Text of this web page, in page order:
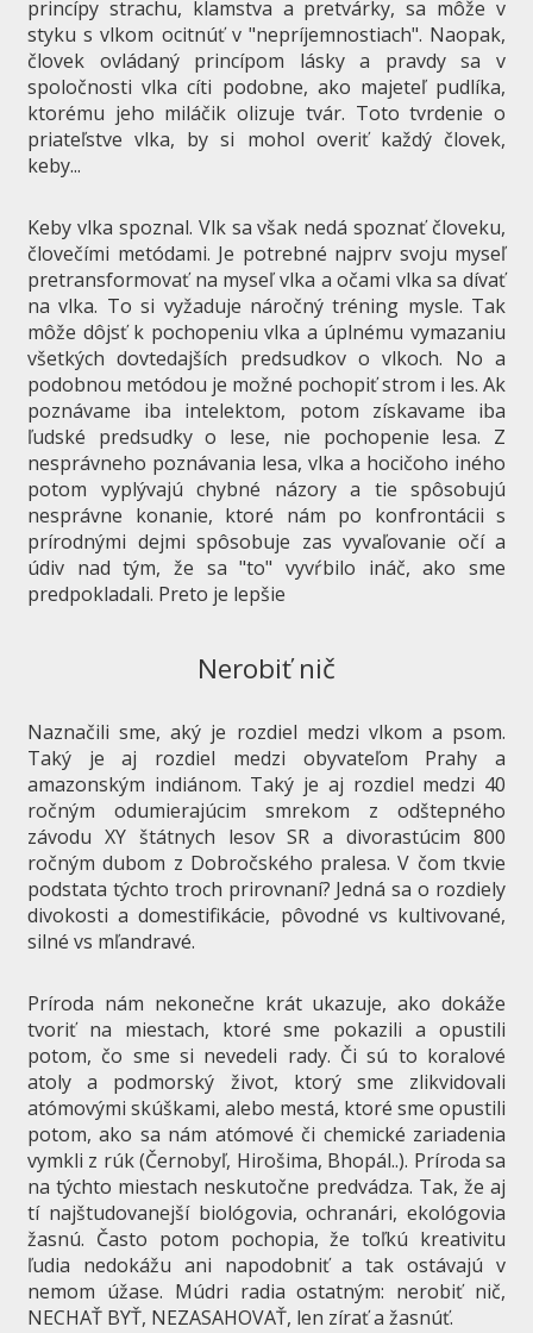
princípy strachu, klamstva a pretvárky, sa môže v
styku s vlkom ocitnúť v "nepríjemnostiach". Naopak,
človek ovládaný princípom lásky a pravdy sa v
spoločnosti vlka cíti podobne, ako majeteľ pudlíka,
ktorému jeho miláčik olizuje tvár. Toto tvrdenie o
priateľstve vlka, by si mohol overiť každý človek,
keby...
Keby vlka spoznal. Vlk sa však nedá spoznať človeku,
človečími metódami. Je potrebné najprv svoju myseľ
pretransformovať na myseľ vlka a očami vlka sa dívať
na vlka. To si vyžaduje náročný tréning mysle. Tak
môže dôjsť k pochopeniu vlka a úplnému vymazaniu
všetkých dovtedajších predsudkov o vlkoch. No a
podobnou metódou je možné pochopiť strom i les. Ak
poznávame iba intelektom, potom získavame iba
ľudské predsudky o lese, nie pochopenie lesa. Z
nesprávneho poznávania lesa, vlka a hocičoho iného
potom vyplývajú chybné názory a tie spôsobujú
nesprávne konanie, ktoré nám po konfrontácii s
prírodnými dejmi spôsobuje zas vyvaľovanie očí a
údiv nad tým, že sa "to" vyvŕbilo ináč, ako sme
predpokladali. Preto je lepšie
Nerobiť nič
Naznačili sme, aký je rozdiel medzi vlkom a psom.
Taký je aj rozdiel medzi obyvateľom Prahy a
amazonským indiánom. Taký je aj rozdiel medzi 40
ročným odumierajúcim smrekom z odštepného
závodu XY štátnych lesov SR a divorastúcim 800
ročným dubom z Dobročského pralesa. V čom tkvie
podstata týchto troch prirovnaní? Jedná sa o rozdiely
divokosti a domestifikácie, pôvodné vs kultivované,
silné vs mľandravé.
Príroda nám nekonečne krát ukazuje, ako dokáže
tvoriť na miestach, ktoré sme pokazili a opustili
potom, čo sme si nevedeli rady. Či sú to koralové
atoly a podmorský život, ktorý sme zlikvidovali
atómovými skúškami, alebo mestá, ktoré sme opustili
potom, ako sa nám atómové či chemické zariadenia
vymkli z rúk (Černobyľ, Hirošima, Bhopál..). Príroda sa
na týchto miestach neskutočne predvádza. Tak, že aj
tí najštudovanejší biológovia, ochranári, ekológovia
žasnú. Často potom pochopia, že toľkú kreativitu
ľudia nedokážu ani napodobniť a tak ostávajú v
nemom úžase. Múdri radia ostatným: nerobiť nič,
NECHAŤ BYŤ, NEZASAHOVAŤ, len zírať a žasnúť.